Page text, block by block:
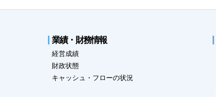
業績・財務情報
経営成績
財政状態
キャッシュ・フローの状況